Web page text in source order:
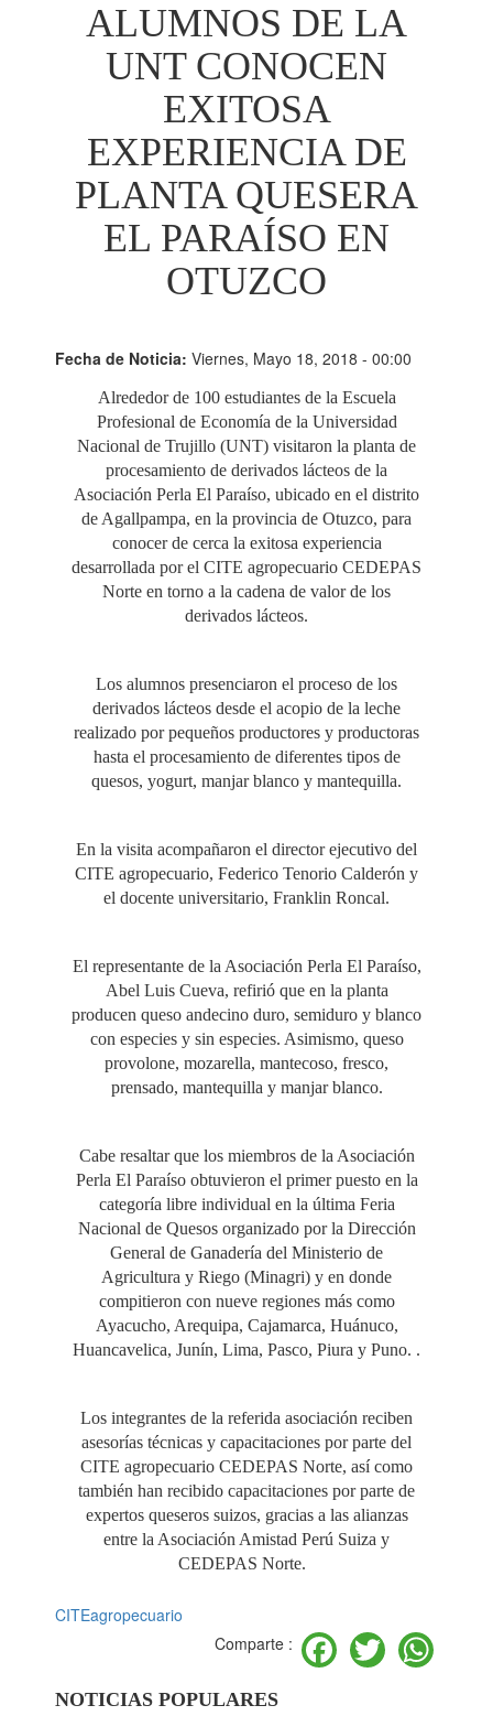
ALUMNOS DE LA
UNT CONOCEN
EXITOSA
EXPERIENCIA DE
PLANTA QUESERA
EL PARAÍSO EN
OTUZCO
Fecha de Noticia: Viernes, Mayo 18, 2018 - 00:00
Alrededor de 100 estudiantes de la Escuela
Profesional de Economía de la Universidad
Nacional de Trujillo (UNT) visitaron la planta de
procesamiento de derivados lácteos de la
Asociación Perla El Paraíso, ubicado en el distrito
de Agallpampa, en la provincia de Otuzco, para
conocer de cerca la exitosa experiencia
desarrollada por el CITE agropecuario CEDEPAS
Norte en torno a la cadena de valor de los
derivados lácteos.
Los alumnos presenciaron el proceso de los
derivados lácteos desde el acopio de la leche
realizado por pequeños productores y productoras
hasta el procesamiento de diferentes tipos de
quesos, yogurt, manjar blanco y mantequilla.
En la visita acompañaron el director ejecutivo del
CITE agropecuario, Federico Tenorio Calderón y
el docente universitario, Franklin Roncal.
El representante de la Asociación Perla El Paraíso,
Abel Luis Cueva, refirió que en la planta
producen queso andecino duro, semiduro y blanco
con especies y sin especies. Asimismo, queso
provolone, mozarella, mantecoso, fresco,
prensado, mantequilla y manjar blanco.
Cabe resaltar que los miembros de la Asociación
Perla El Paraíso obtuvieron el primer puesto en la
categoría libre individual en la última Feria
Nacional de Quesos organizado por la Dirección
General de Ganadería del Ministerio de
Agricultura y Riego (Minagri) y en donde
compitieron con nueve regiones más como
Ayacucho, Arequipa, Cajamarca, Huánuco,
Huancavelica, Junín, Lima, Pasco, Piura y Puno. .
Los integrantes de la referida asociación reciben
asesorías técnicas y capacitaciones por parte del
CITE agropecuario CEDEPAS Norte, así como
también han recibido capacitaciones por parte de
expertos queseros suizos, gracias a las alianzas
entre la Asociación Amistad Perú Suiza y
CEDEPAS Norte.
CITEagropecuario
Comparte :
Facebook
Twitter
NOTICIAS POPULARES